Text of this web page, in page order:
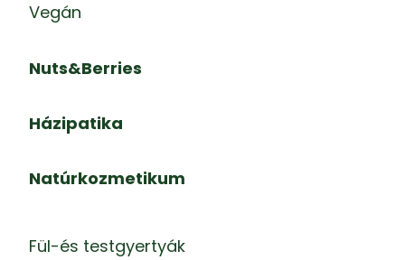
Vegán
Nuts&Berries
Házipatika
Natúrkozmetikum
Fül-és testgyertyák